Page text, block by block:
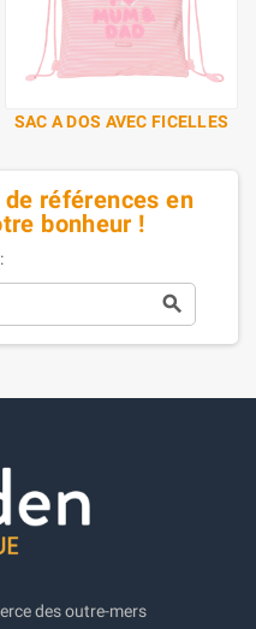
SAC A DOS AVEC FICELLES
références en
bonheur !

des outre-mers